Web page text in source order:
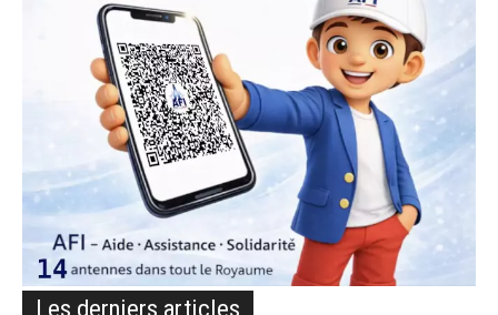
Les derniers articles